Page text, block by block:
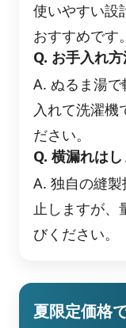
使いやすい設
おすすめです。
Q. お手入れ方
A. ぬるま湯
入れて洗濯機
ださい。
Q. 横漏れは
A. 独自の縫
止しますが、
びください。
夏限定価格